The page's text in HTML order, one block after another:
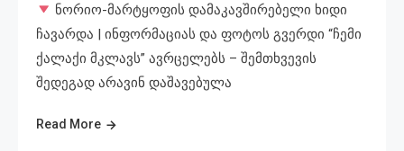
ნორიო-მარტყოფის დამაკავშირებელი ხიდი
ჩავარდა | ინფორმაციას და ფოტოს გვერდი “ჩემი
ქალაქი მკლავს” ავრცელებს – შემთხვევის
შედეგად არავინ დაშავებულა
Read More